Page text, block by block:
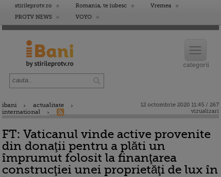
stirileprotv.ro Romania, te iubesc
Vremea
PROTV NEWS
VOYO
ibani
actualitate
international
12 octombrie 2020 11:45 / 267
vizualizari
FT: Vaticanul vinde active provenite
din donaţii pentru a plăti un
împrumut folosit la finanţarea
construcţiei unei proprietăţi de lux în